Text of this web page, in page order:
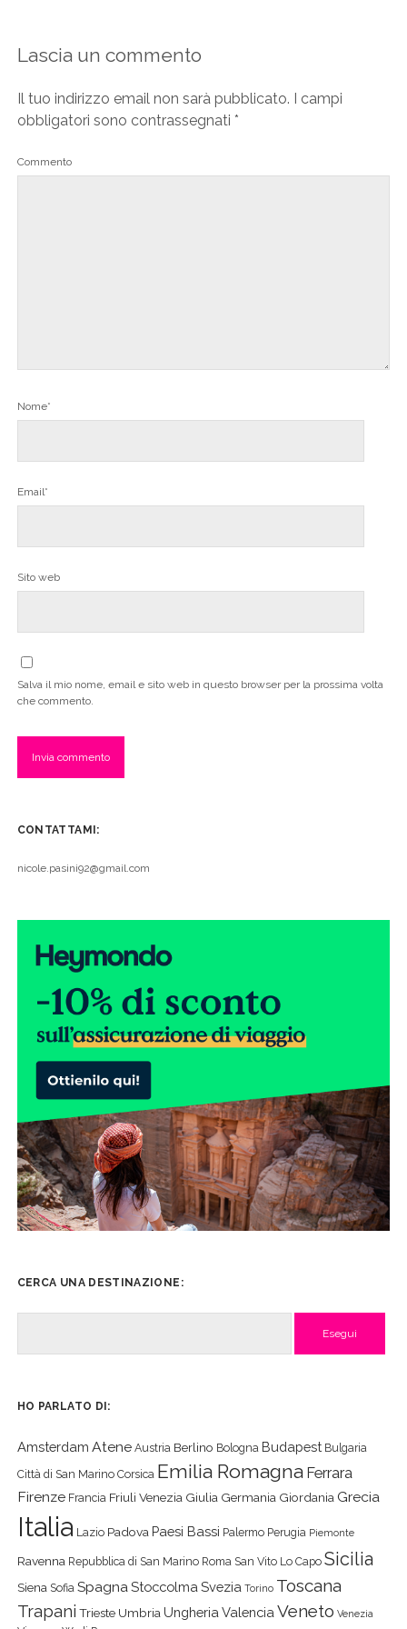
Lascia un commento
Il tuo indirizzo email non sarà pubblicato. I campi
obbligatori sono contrassegnati *
Commento
Nome*
Email*
Sito web
Salva il mio nome, email e sito web in questo browser per la prossima volta
che commento.
CONTATTAMI:
nicole.pasini92@gmail.com
CERCA UNA DESTINAZIONE:
HO PARLATO DI:
Amsterdam Atene Austria Berlino Bologna Budapest Bulgaria
Città di San Marino Corsica Emilia Romagna Ferrara
Firenze Francia Friuli Venezia Giulia Germania Giordania Grecia
Italia Lazio Padova Paesi Bassi Palermo Perugia Piemonte
Ravenna Repubblica di San Marino Roma San Vito Lo Capo Sicilia
Siena Sofia SpagnaStoccolma Svezia Torino Toscana
Trapani Trieste Umbria Ungheria Valencia Veneto Venezia